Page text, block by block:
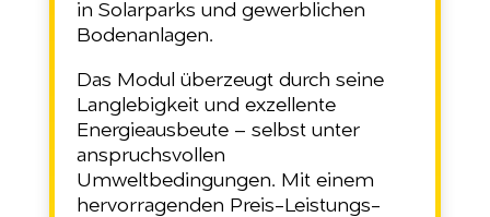
in Solarparks und gewerblichen
Bodenanlagen.
Das Modul überzeugt durch seine
Langlebigkeit und exzellente
Energieausbeute – selbst unter
anspruchsvollen
Umweltbedingungen. Mit einem
hervorragenden Preis-Leistungs-